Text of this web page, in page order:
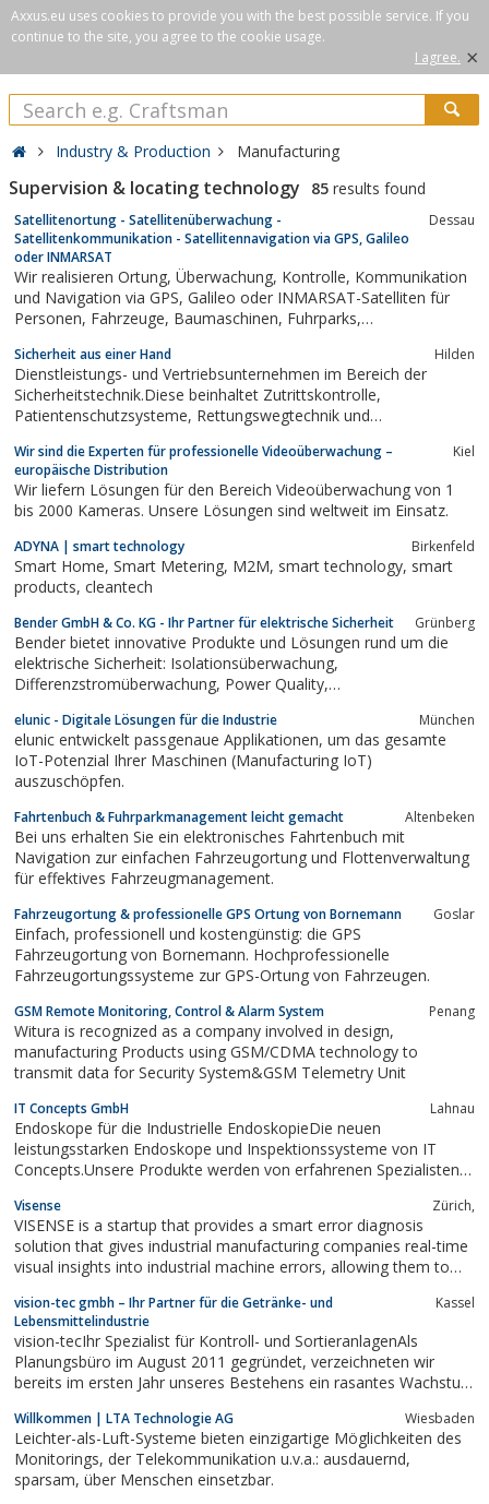
Axxus.eu uses cookies to provide you with the best possible service. If you
continue to the site, you agree to the cookie usage.
I agree. ×
Industry & Production Manufacturing
Supervision & locating technology 85 results found
Satellitenortung - Satellitenüberwachung -
Satellitenkommunikation - Satellitennavigation via GPS, Galileo
oder INMARSAT
Dessau
Wir realisieren Ortung, Überwachung, Kontrolle, Kommunikation
und Navigation via GPS, Galileo oder INMARSAT-Satelliten für
Personen, Fahrzeuge, Baumaschinen, Fuhrparks,
internetbasierten Satellitenortung und Satellitenüberwachung
orten, überwachen und kontrollieren...
Sicherheit aus einer Hand Hilden
Dienstleistungs- und Vertriebsunternehmen im Bereich der
Sicherheitstechnik.Diese beinhaltet Zutrittskontrolle,
Patientenschutzsysteme, Rettungswegtechnik und
Beratung, Planung und Ausführung-Alles aus einer Hand.
Wir sind die Experten für professionelle Videoüberwachung –
europäische Distribution
Kiel
Wir liefern Lösungen für den Bereich Videoüberwachung von 1
bis 2000 Kameras. Unsere Lösungen sind weltweit im Einsatz.
ADYNA | smart technology Birkenfeld
Smart Home, Smart Metering, M2M, smart technology, smart
products, cleantech
Bender GmbH & Co. KG - Ihr Partner für elektrische Sicherheit Grünberg
Bender bietet innovative Produkte und Lösungen rund um die
elektrische Sicherheit: Isolationsüberwachung,
Differenzstromüberwachung, Power Quality,
elunic - Digitale Lösungen für die Industrie München
elunic entwickelt passgenaue Applikationen, um das gesamte
IoT-Potenzial Ihrer Maschinen (Manufacturing IoT)
auszuschöpfen.
Fahrtenbuch & Fuhrparkmanagement leicht gemacht Altenbeken
Bei uns erhalten Sie ein elektronisches Fahrtenbuch mit
Navigation zur einfachen Fahrzeugortung und Flottenverwaltung
für effektives Fahrzeugmanagement.
Fahrzeugortung & professionelle GPS Ortung von Bornemann Goslar
Einfach, professionell und kostengünstig: die GPS
Fahrzeugortung von Bornemann. Hochprofessionelle
Fahrzeugortungssysteme zur GPS-Ortung von Fahrzeugen.
GSM Remote Monitoring, Control & Alarm System Penang
Witura is recognized as a company involved in design,
manufacturing Products using GSM/CDMA technology to
transmit data for Security System&GSM Telemetry Unit
IT Concepts GmbH Lahnau
Endoskope für die Industrielle EndoskopieDie neuen
leistungsstarken Endoskope und Inspektionssysteme von IT
Concepts.Unsere Produkte werden von erfahrenen Spezialisten
aktuellen Stand der Technik und erfüllen den robusten
Qualitätsanspruch für Industrielle...
Visense Zürich,
VISENSE is a startup that provides a smart error diagnosis
solution that gives industrial manufacturing companies real-time
visual insights into industrial machine errors, allowing them to
vision-tec gmbh – Ihr Partner für die Getränke- und
Lebensmittelindustrie
Kassel
vision-tecIhr Spezialist für Kontroll- und SortieranlagenAls
Planungsbüro im August 2011 gegründet, verzeichneten wir
bereits im ersten Jahr unseres Bestehens ein rasantes Wachstum
Leergutsortieranlagen avanciert. Wir entwickeln und bauen
patentierte Erkennungs-...
Willkommen | LTA Technologie AG Wiesbaden
Leichter-als-Luft-Systeme bieten einzigartige Möglichkeiten des
Monitorings, der Telekommunikation u.v.a.: ausdauernd,
sparsam, über Menschen einsetzbar.